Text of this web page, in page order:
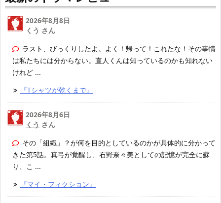
2026年8月8日
くう さん
ラスト、びっくりしたよ。よく！帰って！これたな！その事情
は私たちには分からない。直人くんは知っているのかも知れない
けれど ...
『Tシャツが乾くまで』
2026年8月6日
くう さん
その「組織」？が何を目的としているのかが具体的に分かって
きた第5話。真弓が覚醒し、石野奈々美としての記憶が完全に蘇
り、こ ...
『マイ・フィクション』